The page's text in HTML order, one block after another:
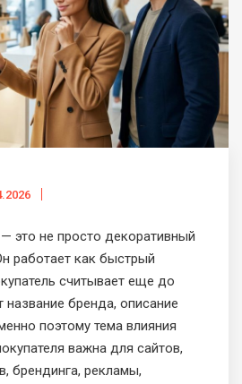
это не просто декоративный
работает как быстрый
считывает еще до
название бренда, описание
поэтому тема влияния
важна для сайтов,
брендинга, рекламы,